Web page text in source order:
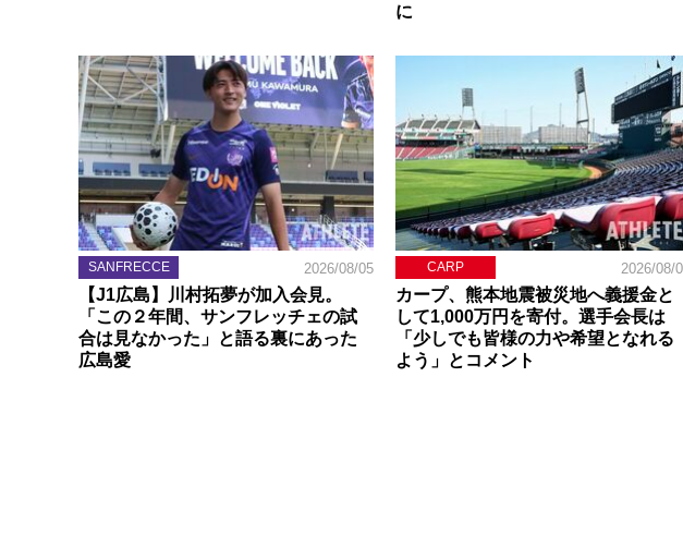
に
SANFRECCE 2026/08/05
【J1広島】川村拓夢が加入会見。
「この２年間、サンフレッチェの試
合は見なかった」と語る裏にあった
広島愛
CARP 2026/08/
カープ、熊本地震被災地へ義援金と
して1,000万円を寄付。選手会長は
「少しでも皆様の力や希望となれる
よう」とコメント